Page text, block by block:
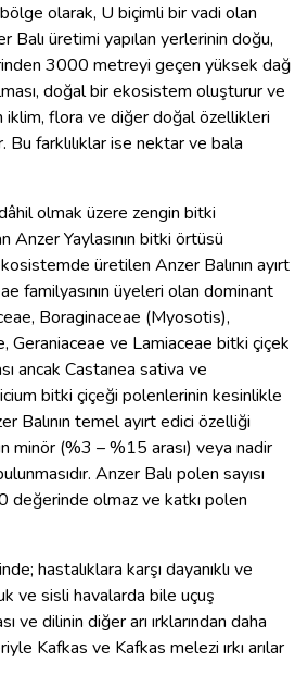
olarak, U biçimli bir vadi olan
Balı üretimi yapılan yerlerinin doğu,
3000 metreyi geçen yüksek dağ
doğal bir ekosistem oluşturur ve
iklim, flora ve diğer doğal özellikleri
Bu farklılıklar ise nektar ve bala
olmak üzere zengin bitki
Anzer Yaylasının bitki örtüsü
üretilen Anzer Balının ayırt
familyasının üyeleri olan dominant
Boraginaceae (Myosotis),
Geraniaceae ve Lamiaceae bitki çiçek
ancak Castanea sativa ve
bitki çiçeği polenlerinin kesinlikle
Balının temel ayırt edici özelliği
minör (%3 – %15 arası) veya nadir
Anzer Balı polen sayısı
olmaz ve katkı polen
hastalıklara karşı dayanıklı ve
ve sisli havalarda bile uçuş
ve dilinin diğer arı ırklarından daha
Kafkas ve Kafkas melezi ırkı arılar